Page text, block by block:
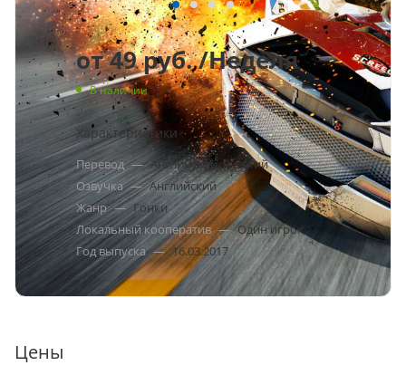
от49 руб./Неделя
В наличии
Характеристики
Перевод — Английский, Русский
Озвучка — Английский
Жанр — Гонки
Локальный кооператив — Один игрок
Год выпуска — 16.03.2017
Цены